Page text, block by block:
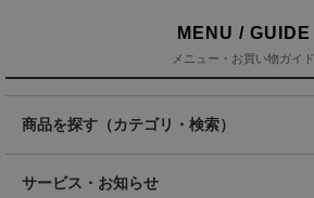
MENU / GUIDE
メニュー・お買い物ガイド
商品を探す（カテゴリ・検索）
サービス・お知らせ